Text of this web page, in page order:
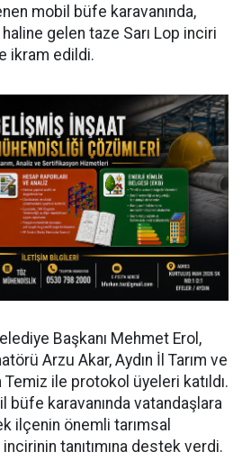
mobil büfe karavanında,
gelen taze Sarı Lop inciri
ikram edildi.
Başkanı Mehmet Erol,
Arzu Akar, Aydın İl Tarım ve
ile protokol üyeleri katıldı.
büfe karavanında vatandaşlara
ilçenin önemli tarımsal
tanıtımına destek verdi.